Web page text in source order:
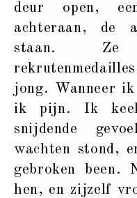
deur open,
achteraan, de
staan. Ze
jong. Wanneer
ik pijn. Ik
snijdende
wachten stond,
gebroken been.
hen, en zijzelf